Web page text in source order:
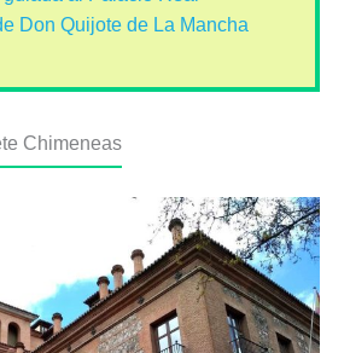
Don Quijote de La Mancha
Chimeneas